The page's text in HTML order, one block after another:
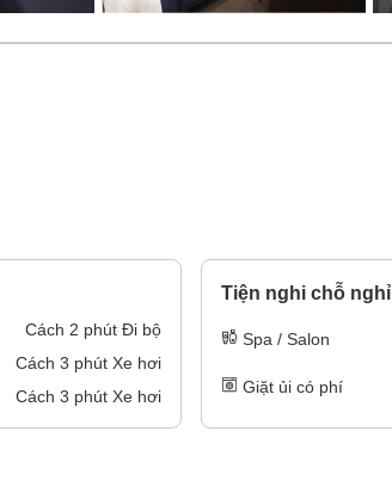
Cách 2 phút Đi bộ
Cách 3 phút Xe hơi
Cách 3 phút Xe hơi
Tiện nghi chỗ nghỉ
Spa / Salon
Giặt ủi có phí